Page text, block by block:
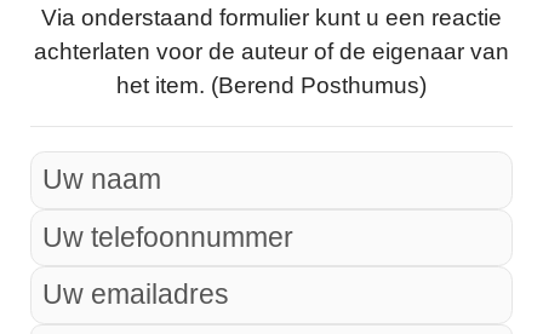
Via onderstaand formulier kunt u een reactie
achterlaten voor de auteur of de eigenaar van
het item. (Berend Posthumus)